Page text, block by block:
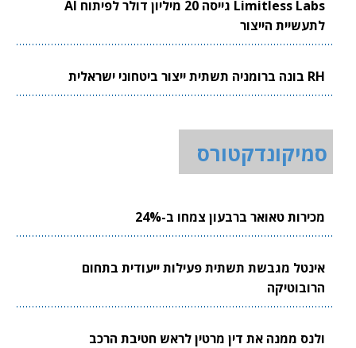
Limitless Labs גייסה 20 מיליון דולר לפיתוח AI
לתעשיית הייצור
RH בונה ברומניה תשתית ייצור ביטחוני ישראלית
סמיקונדקטורס
מכירות טאואר ברבעון צמחו ב-24%
אינטל מגבשת תשתית פעילות ייעודית בתחום
הרובוטיקה
ולנס ממנה את דין מרטין לראש חטיבת הרכב